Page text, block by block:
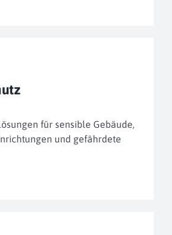
für sensible Gebäude,
und gefährdete